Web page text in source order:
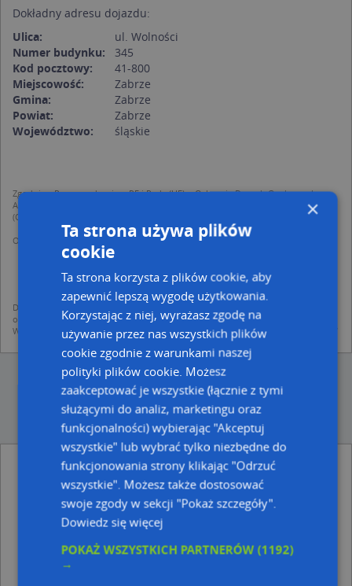
Dokładny adresu dojazdu:
Ulica:
ul. Wolności
Numer budynku:
345
Kod pocztowy:
41-800
Miejscowość:
Zabrze
Gmina:
Zabrze
Powiat:
Zabrze
Województwo:
śląskie
Zgodnie z Rozporządzeniem PE i Rady (UE) o Ochronie Danych Osobowych
Administratorem (RODO), administratorem danych jest AutoMapa sp. z o.o.
(Operator) z siedzibą w Warszawie przy ulicy Domaniewskiej 37.
Operator przetwarza dane osobowe w celu:
dodania ich do bazy Targeo oraz publikacji w wyszukiwarce firm i na
udostępniania danych o firmach partnerom biznesowym operatora (art.
Dane pochodzą z publicznych baz CEIDG, GUS, REGON, z firmowych stron www
oraz od podmiotów zewnętrznych.
Więcej informacji dot. RODO:http://regulamin.automapa.pl/odo_przetwarzanie/
Przedsiębiorstwo Budowlano Montażowe
Crane - inne Przemysł, Firmy w pobliżu
Miejskie Przedsiębiorstwo Gospodarki Komunalnej w
Zabrzu, Lecha 10, 41-800 Zabrze
Usługi Transportowe, ul. Macieja Rataja 13, 41-800
×
Ta strona używa plików
cookie
Ta strona korzysta z plików cookie, aby
zapewnić lepszą wygodę użytkowania.
Korzystając z niej, wyrażasz zgodę na
używanie przez nas wszystkich plików
cookie zgodnie z warunkami naszej
polityki plików cookie. Możesz
zaakceptować je wszystkie (łącznie z tymi
służącymi do analiz, marketingu oraz
funkcjonalności) wybierając "Akceptuj
wszystkie" lub wybrać tylko niezbędne do
funkcjonowania strony klikając "Odrzuć
wszystkie". Możesz także dostosować
swoje zgody w sekcji "Pokaż szczegóły".
Dowiedz się więcej
POKAŻ WSZYSTKICH PARTNERÓW(1192)
→